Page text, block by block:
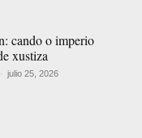
cando o imperio
xustiza
- julio 25, 2026